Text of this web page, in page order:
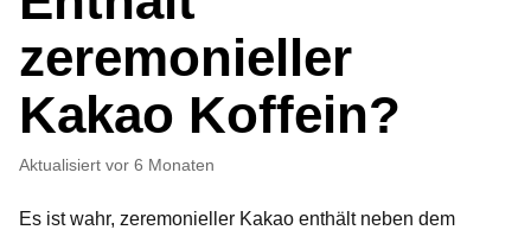
zeremonieller
Kakao Koffein?
Aktualisiert vor 6 Monaten
Es ist wahr, zeremonieller Kakao enthält neben dem